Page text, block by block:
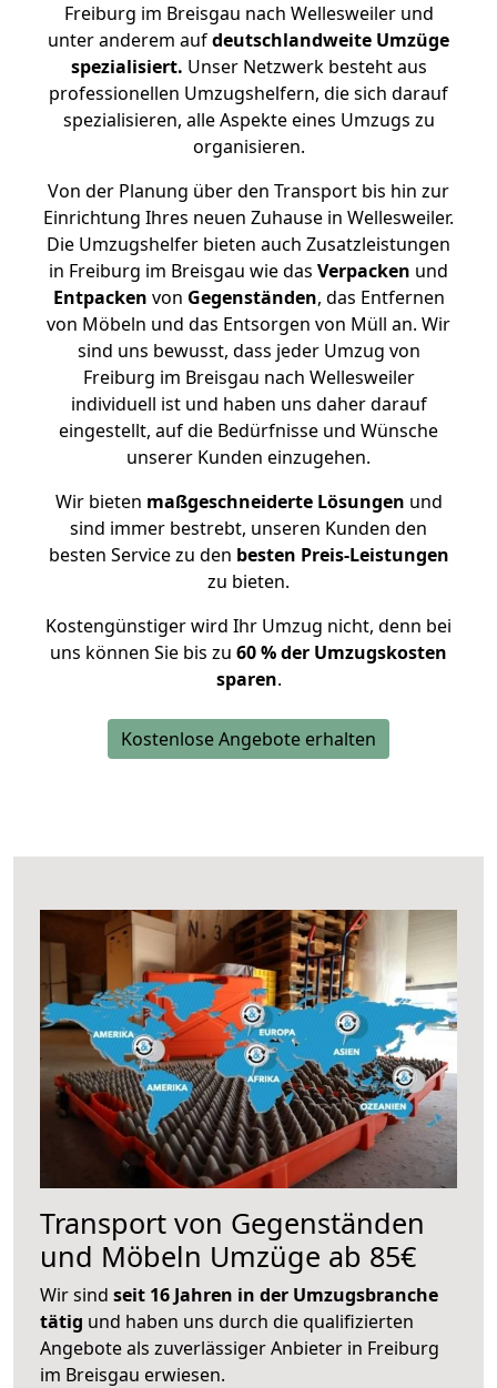
Freiburg im Breisgau nach Wellesweiler und
unter anderem aufdeutschlandweite Umzüge
spezialisiert. Unser Netzwerk besteht aus
professionellen Umzugshelfern, die sich darauf
spezialisieren, alle Aspekte eines Umzugs zu
organisieren.
Von der Planung über den Transport bis hin zur
Einrichtung Ihres neuen Zuhause in Wellesweiler.
Die Umzugshelfer bieten auch Zusatzleistungen
in Freiburg im Breisgau wie das Verpacken und
Entpacken von Gegenständen, das Entfernen
von Möbeln und das Entsorgen von Müll an. Wir
sind uns bewusst, dass jeder Umzug von
Freiburg im Breisgau nach Wellesweiler
individuell ist und haben uns daher darauf
eingestellt, auf die Bedürfnisse und Wünsche
unserer Kunden einzugehen.
Wir bieten maßgeschneiderte Lösungen und
sind immer bestrebt, unseren Kunden den
besten Service zu den besten Preis-Leistungen
zu bieten.
Kostengünstiger wird Ihr Umzug nicht, denn bei
uns können Sie bis zu 60 % der Umzugskosten
sparen.
Kostenlose Angebote erhalten
Transport von Gegenständen
und Möbeln Umzüge ab 85€
Wir sind seit 16 Jahren in der Umzugsbranche
tätig und haben uns durch die qualifizierten
Angebote als zuverlässiger Anbieter in Freiburg
im Breisgau erwiesen.